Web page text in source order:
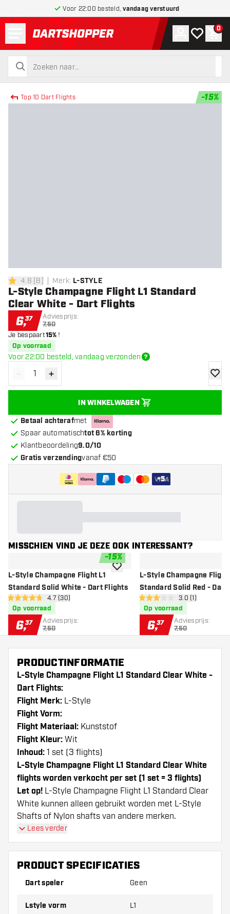
Voor 22:00 besteld,vandaag verstuurd
terug naar home pagina
zoeken
zoeken
Account
Mijn 0
Top 10 Dart Flights -15%
4.8 score sterren
4.8 [8] Merk: L-STYLE
L-Style Champagne Flight L1 Standard
Clear White - Dart Flights
6,37 Adviesprijs:
7,50
Je bespaart15% !
Op voorraad
Voor 22:00 besteld, vandaag verzonden
Verminder hoeveelheid
- Verhoog hoeveelheid
+
IN WINKELWAGEN
Betaal achterafmet
Spaar automatischtot 6% korting
Klantbeoordeling9.0/10
Gratis verzendingvanaf €50
+5
MISSCHIEN VIND JE DEZE OOK INTERESSANT?
-15%
L-Style Champagne Flight L1
Standard Solid White - Dart Flights
open reviews drawer
4.7 score sterren4.7 (30)
Op voorraad
6,37 Adviesprijs:
7,50
toevoegen aan verlanglijst
L-Style Champagne Flight
Standard Solid Red - Dart
open reviews
3 score sterren3.0 (1)
Op voorraad
6,37 Adviesprijs:
7,50
PRODUCTINFORMATIE
L-Style Champagne Flight L1 Standard Clear White -
Dart Flights:
Flight Merk: L-Style
Flight Vorm:
Flight Materiaal: Kunststof
Flight Kleur: Wit
Inhoud: 1 set (3 flights)
L-Style Champagne Flight L1 Standard Clear White
flights worden verkocht per set (1 set = 3 flights)
Let op! L-Style Champagne Flight L1 Standard Clear
White kunnen alleen gebruikt worden met L-Style
Shafts of Nylon shafts van andere merken.
Dartshopper tip!
de hand hebt. Deze kunnen slijten of kapot gaan
door gebruik.
Lees verder
PRODUCT SPECIFICATIES
Dart speler Geen
Lstyle vorm L1